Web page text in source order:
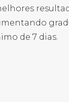
de 7 dias.